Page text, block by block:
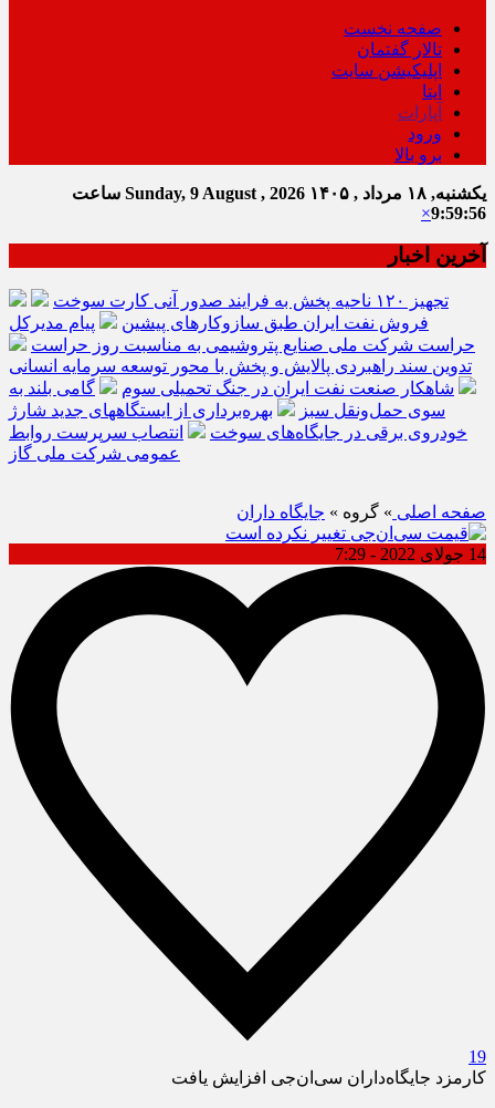
صفحه نخست
تالار گفتمان
اپلیکیشن سایت
ایتا
آپارات
ورود
برو بالا
یکشنبه, ۱۸ مرداد , ۱۴۰۵ Sunday, 9 August , 2026 ساعت
9:59:57
×
آخرین اخبار
تجهیز ۱۲۰ ناحیه پخش به فرایند صدور آنی کارت سوخت
فروش نفت ایران طبق سازوکارهای پیشین
پیام مدیرکل
حراست شرکت ملی صنایع پتروشیمی به مناسبت روز حراست
تدوین سند راهبردی پالایش و پخش با محور توسعه سرمایه انسانی
شاهکار صنعت نفت ایران در جنگ تحمیلی سوم
گامی بلند به
سوی حمل‌ونقل سبز
بهره‌برداری از ایستگاههای جدید شارژ
خودروی برقی در جایگاه‌های سوخت
انتصاب سرپرست روابط
عمومی شرکت ملی گاز
صفحه اصلی » گروه » جایگاه داران
14 جولای 2022 - 7:29
19
کارمزد جایگاه‌داران سی‌ان‌جی افزایش یافت